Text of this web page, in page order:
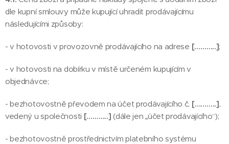
dle kupní smlouvy může kupující uhradit prodávajícímu
následujícími způsoby:
- v hotovosti v provozovně prodávajícího na adrese [………..];
- v hotovosti na dobírku v místě určeném kupujícím v
objednávce;
- bezhotovostně převodem na účet prodávajícího č. [………..],
vedený u společnosti [………..] (dále jen „účet prodávajícího“);
- bezhotovostně prostřednictvím platebního systému